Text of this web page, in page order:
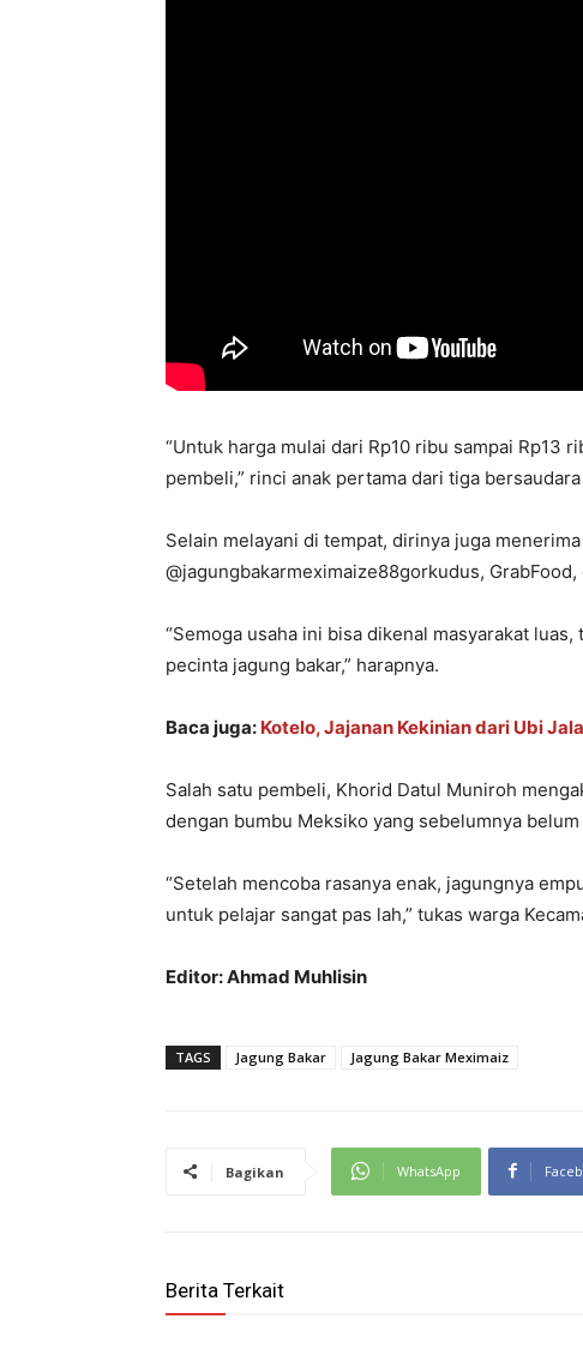
“Untuk harga mulai dari Rp10 ribu sampai Rp13
pembeli,” rinci anak pertama dari tiga
Selain melayani di tempat, dirinya juga
@jagungbakarmeximaize88gorkudus, GrabFood,
“Semoga usaha ini bisa dikenal masyarakat
pecinta jagung bakar,” harapnya.
Baca juga: Kotelo, Jajanan Kekinian dari Ubi
Salah satu pembeli, Khorid Datul Muniroh
dengan bumbu Meksiko yang sebelumnya belum
“Setelah mencoba rasanya enak, jagungnya
untuk pelajar sangat pas lah,” tukas warga
Editor: Ahmad Muhlisin
TAGS Jagung Bakar Jagung Bakar Meximaiz
Bagikan WhatsApp
Berita Terkait